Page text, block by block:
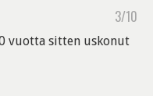
3/10
vuotta sitten uskonut